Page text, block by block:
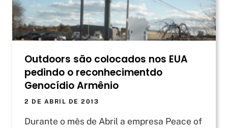
Outdoors são colocados nos EUA
pedindo o reconhecimentdo
Genocídio Armênio
2 DE ABRIL DE 2013
Durante o mês de Abril a empresa Peace of